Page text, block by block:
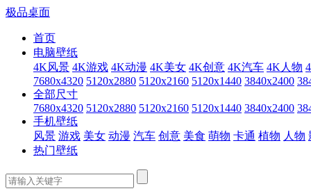
极品桌面
首页
电脑壁纸
4K风景 4K游戏 4K动漫 4K美女 4K创意 4K汽车 4K人物
7680x4320 5120x2880 5120x2160 5120x1440 3840x2400
全部尺寸
7680x4320 5120x2880 5120x2160 5120x1440 3840x2400
手机壁纸
风景 游戏 美女 动漫 汽车 创意 美食 萌物 卡通 植物 人物
热门壁纸